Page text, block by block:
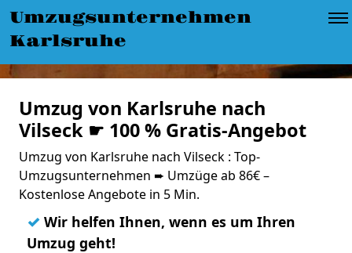
Umzugsunternehmen
Karlsruhe
Umzug von Karlsruhe nach
Vilseck ☛ 100 % Gratis-Angebot
Umzug von Karlsruhe nach Vilseck : Top-
Umzugsunternehmen ➨ Umzüge ab 86€ –
Kostenlose Angebote in 5 Min.
✓ Wir helfen Ihnen, wenn es um Ihren
Umzug geht!